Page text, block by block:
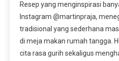
Resep yang menginspirasi
Instagram @martinpraja,
tradisional yang sederhana
di meja makan rumah tangga.
cita rasa gurih sekaligus